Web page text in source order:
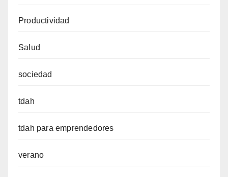
Productividad
Salud
sociedad
tdah
tdah para emprendedores
verano